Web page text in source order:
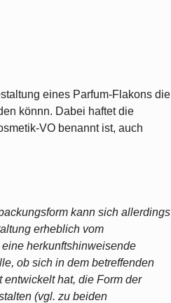
eines Parfum-Flakons die
könnn. Dabei haftet die
VO benannt ist, auch
kann sich allerdings
erheblich vom
herkunftshinweisende
ob sich in dem betreffenden
hat, die Form der
(vgl. zu beiden